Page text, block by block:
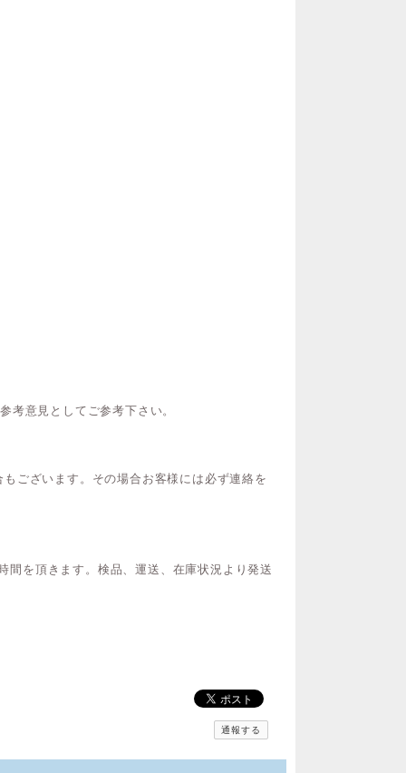
考意見としてご参考下さい。
ございます。その場合お客様には必ず連絡を
間を頂きます。検品、運送、在庫状況より発送
通報する